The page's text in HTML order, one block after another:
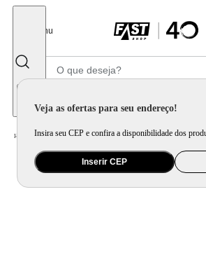
Menu
Veja as ofertas para seu endereço!
Insira seu CEP e confira a disponibilidade dos
Inserir CEP
Home Utilidade Doméstica Cozinha / Utensílio de Preparo